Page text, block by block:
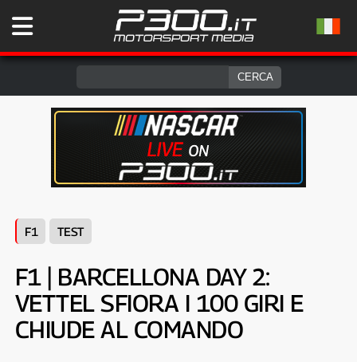
F1 TEST
F1 | BARCELLONA DAY 2:
VETTEL SFIORA I 100 GIRI E
CHIUDE AL COMANDO